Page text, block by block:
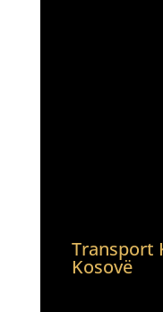
Transport
Kosovë